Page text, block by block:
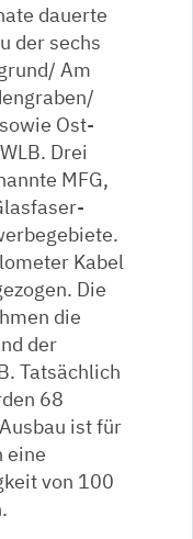
dauerte
der sechs
Am
Ost-
Drei
MFG,
Kabel
Die
die
der
Tatsächlich
68
ist für
eine
von 100